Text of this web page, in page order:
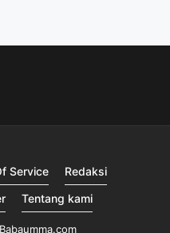
Service
Redaksi
Tentang kami